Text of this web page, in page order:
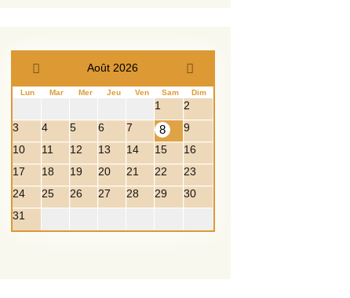
Août 2026
Lun Mar Mer Jeu Ven Sam Dim
1
2
3
4 5 6 7 8
9
10
11 12 13 14 15
16
17
18 19 20 21 22
23
24
25 26 27 28 29
30
31